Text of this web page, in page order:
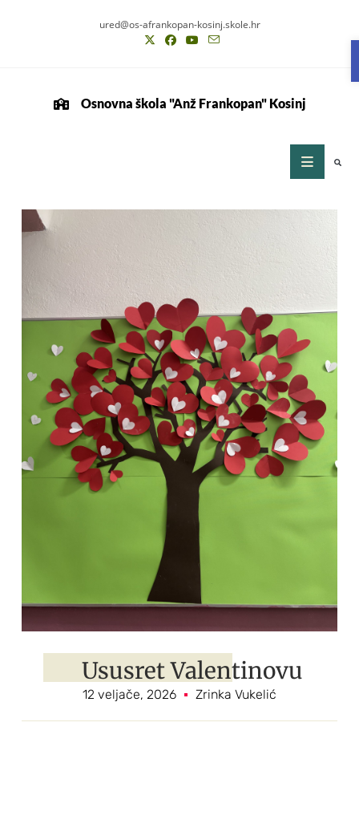
ured@os-afrankopan-kosinj.skole.hr
Osnovna škola "Anž Frankopan" Kosinj
Ususret Valentinovu
12 veljače, 2026 Zrinka Vukelić